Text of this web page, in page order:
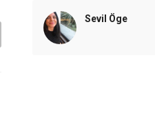
Sevil Öge